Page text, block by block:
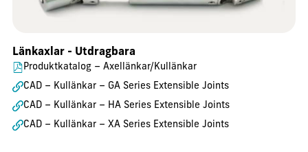
Länkaxlar - Utdragbara
Produktkatalog – Axellänkar/Kullänkar
CAD – Kullänkar – GA Series Extensible Joints
CAD – Kullänkar – HA Series Extensible Joints
CAD – Kullänkar – XA Series Extensible Joints